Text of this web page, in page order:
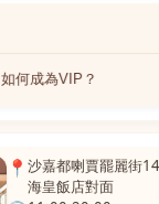
如何成為VIP？
📍 沙嘉都喇賈罷麗街
海皇飯店對面